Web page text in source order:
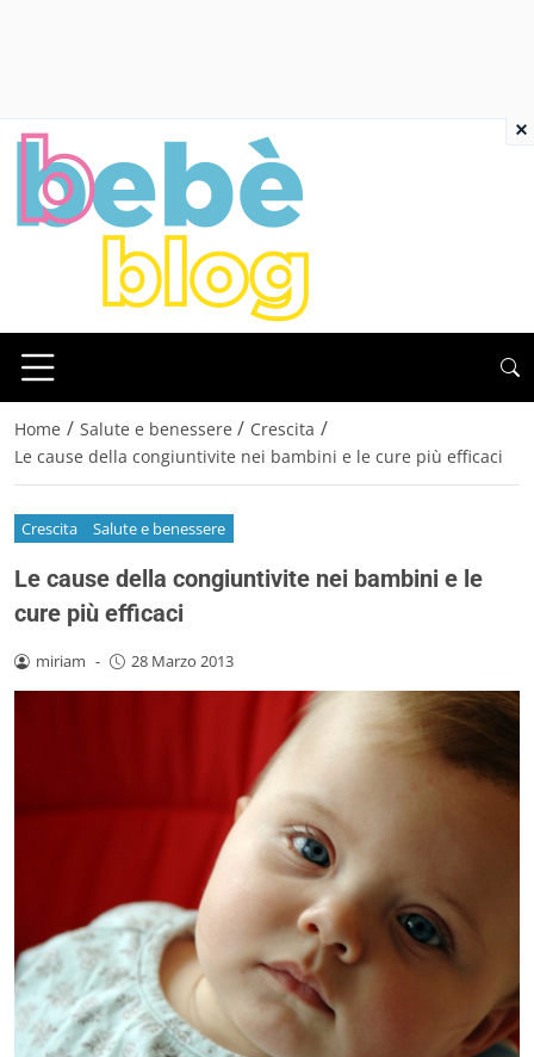
Home / Salute e benessere / Crescita /
Le cause della congiuntivite nei bambini e le cure più efficaci
Crescita Salute e benessere
Le cause della congiuntivite nei bambini e le
cure più efficaci
miriam - 28 Marzo 2013
×